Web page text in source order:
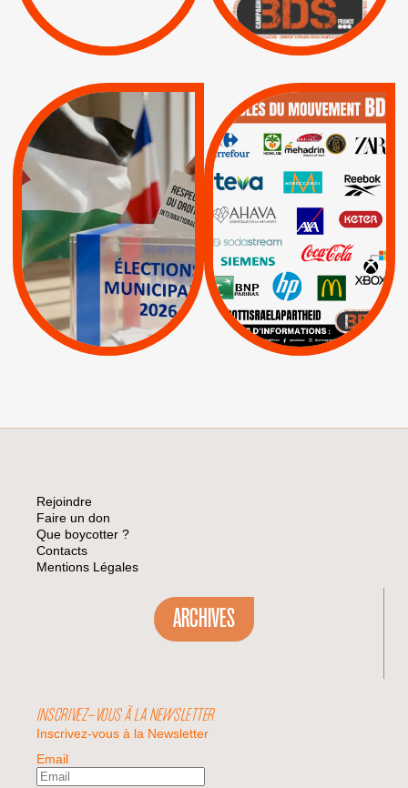
| Pétitions
Lettres d'interpellation
MUNICIPALES 2026 :
JE VOTE POUR LE
RESPECT DU DROIT
INTERNATIONAL EN
PALESTINE
APPELS | Actus |
Espaces Sans
Apartheid
| Lettres d'interpellation
QUE BOYCOTTER ?
BOYCOTT /
AXA BNP | CAF |
Carrefour | HP |
Keter |
Livres et brochures |
Mehadrin | PUMA
Sodastream |
Visuels, tracts,
affiches,...
Rejoindre
Faire un don
Que boycotter ?
Contacts
Mentions Légales
ARCHIVES
INSCRIVEZ-VOUS À LA NEWSLETTER
Inscrivez-vous à la Newsletter
Email